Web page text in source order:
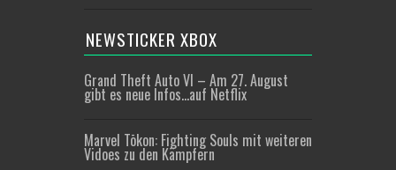
NEWSTICKER XBOX
Grand Theft Auto VI – Am 27. August
gibt es neue Infos…auf Netflix
Marvel Tōkon: Fighting Souls mit weiteren
Vidoes zu den Kämpfern